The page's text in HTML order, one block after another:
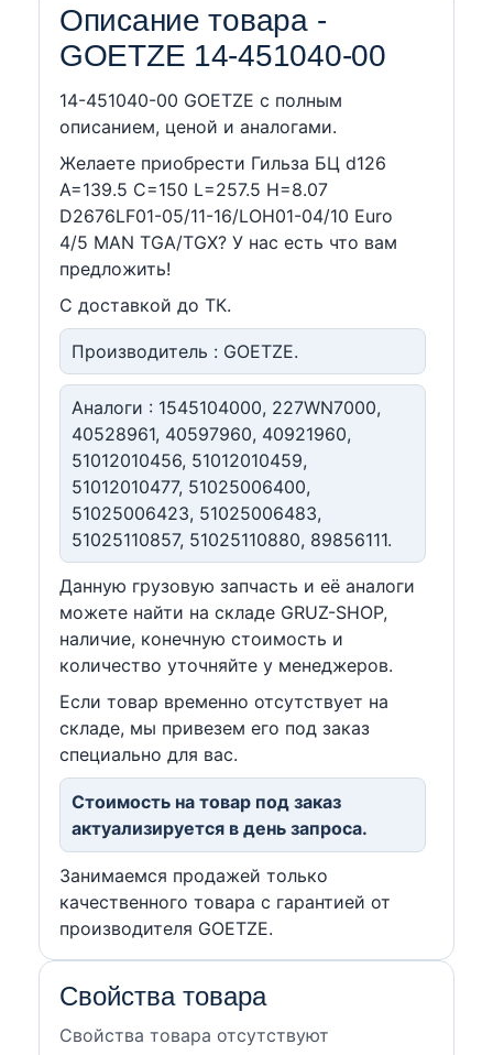
Описание товара -
GOETZE 14-451040-00
14-451040-00 GOETZE c полным
описанием, ценой и аналогами.
Желаете приобрести Гильза БЦ d126
A=139.5 C=150 L=257.5 H=8.07
D2676LF01-05/11-16/LOH01-04/10 Euro
4/5 MAN TGA/TGX? У нас есть что вам
предложить!
С доставкой до ТК.
Производитель : GOETZE.
Аналоги : 1545104000, 227WN7000,
40528961, 40597960, 40921960,
51012010456, 51012010459,
51012010477, 51025006400,
51025006423, 51025006483,
51025110857, 51025110880, 89856111.
Данную грузовую запчасть и её аналоги
можете найти на складе GRUZ-SHOP,
наличие, конечную стоимость и
количество уточняйте у менеджеров.
Если товар временно отсутствует на
складе, мы привезем его под заказ
специально для вас.
Стоимость на товар под заказ
актуализируется в день запроса.
Занимаемся продажей только
качественного товара с гарантией от
производителя GOETZE.
Свойства товара
Свойства товара отсутствуют